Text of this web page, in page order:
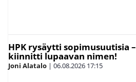
HPK rysäytti sopimusuutisia –
kiinnitti lupaavan nimen!
Joni Alatalo | 06.08.2026 17:15